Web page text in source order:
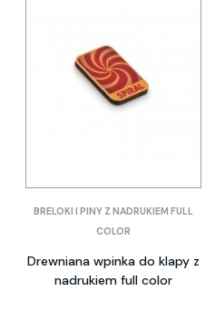
BRELOKI I PINY Z NADRUKIEM FULL
COLOR
Drewniana wpinka do klapy z
nadrukiem full color